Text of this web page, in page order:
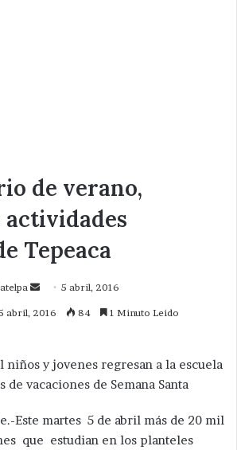
de verano,
Tepeaca
Send5 abril, 2016
abril, 2016 84 1 Minuto Leido
niños y jovenes regresan a la escuela
de vacaciones de Semana Santa
Este martes 5 de abril más de 20 mil
que estudian en los planteles